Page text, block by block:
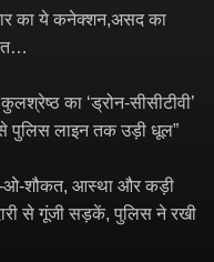
का ये कनेक्शन,असद का
का ‘ड्रोन-सीसीटीवी’
पुलिस लाइन तक उड़ी धूल”
ओ-शौकत, आस्था और कड़ी
से गूंजी सड़कें, पुलिस ने रखी